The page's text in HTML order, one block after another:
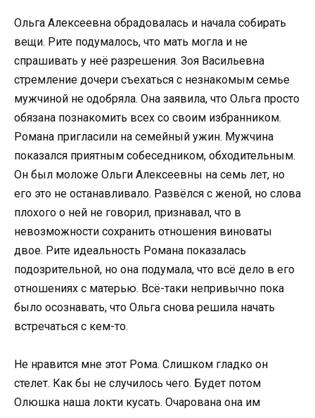
Ольга Алексеевна обрадовалась и начала собирать
вещи. Рите подумалось, что мать могла и не
спрашивать у неё разрешения. Зоя Васильевна
стремление дочери съехаться с незнакомым семье
мужчиной не одобряла. Она заявила, что Ольга просто
обязана познакомить всех со своим избранником.
Романа пригласили на семейный ужин. Мужчина
показался приятным собеседником, обходительным.
Он был моложе Ольги Алексеевны на семь лет, но
его это не останавливало. Развёлся с женой, но слова
плохого о ней не говорил, признавал, что в
невозможности сохранить отношения виноваты
двое. Рите идеальность Романа показалась
подозрительной, но она подумала, что всё дело в его
отношениях с матерью. Всё-таки непривычно пока
было осознавать, что Ольга снова решила начать
встречаться с кем-то.
Не нравится мне этот Рома. Слишком гладко он
стелет. Как бы не случилось чего. Будет потом
Олюшка наша локти кусать. Очарована она им